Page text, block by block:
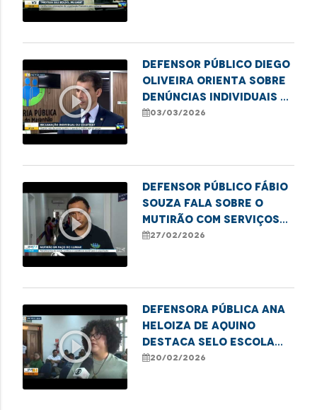
play_circle_outline
Defensor público Diego
Oliveira orienta sobre
denúncias individuais e
coletivas
03/03/2026
play_circle_outline
Defensor Público Fábio
Souza fala sobre o
mutirão com serviços
para moradores em
Paço do Lumiar
27/02/2026
play_circle_outline
Defensora Pública Ana
Heloiza de Aquino
destaca Selo Escola
Antirracista em
20/02/2026